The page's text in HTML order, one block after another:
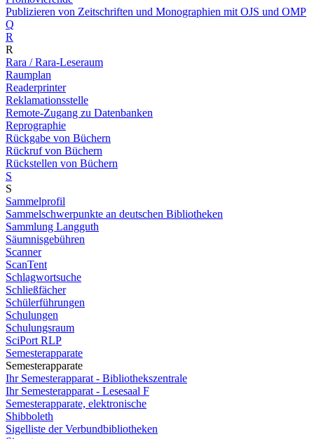
Publizieren von Zeitschriften und Monographien mit OJS und OMP
Q
R
R
Rara / Rara-Leseraum
Raumplan
Readerprinter
Reklamationsstelle
Remote-Zugang zu Datenbanken
Reprographie
Rückgabe von Büchern
Rückruf von Büchern
Rückstellen von Büchern
S
S
Sammelprofil
Sammelschwerpunkte an deutschen Bibliotheken
Sammlung Langguth
Säumnisgebühren
Scanner
ScanTent
Schlagwortsuche
Schließfächer
Schülerführungen
Schulungen
Schulungsraum
SciPort RLP
Semesterapparate
Semesterapparate
Ihr Semesterapparat - Bibliothekszentrale
Ihr Semesterapparat - Lesesaal F
Semesterapparate, elektronische
Shibboleth
Sigelliste der Verbundbibliotheken